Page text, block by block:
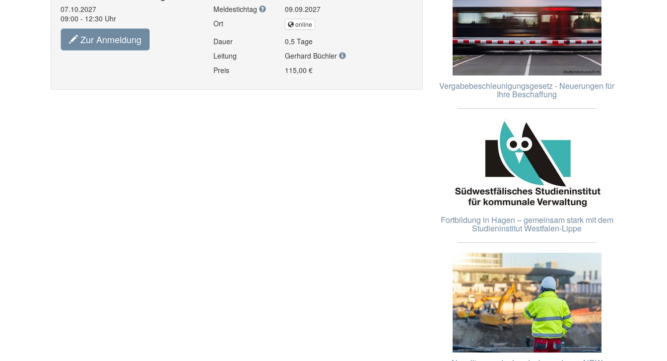
07.10.2027
09:00 - 12:30 Uhr
Zur Anmeldung
Meldestichtag
09.09.2027
Ort
online
Dauer
0,5 Tage
Leitung
Gerhard Büchler
Preis
115,00 €
Vergabebeschleunigungsgesetz - Neuerungen für
Ihre Beschaffung
Fortbildung in Hagen – gemeinsam stark mit dem
Studieninstitut Westfalen-Lippe